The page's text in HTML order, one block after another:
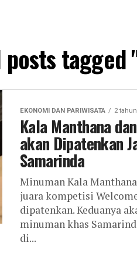
tagged
EKONOMI DAN PARIWISATA 2
Kala Manthana
akan Dipatenkan
Samarinda
Minuman Kala
juara kompetisi
dipatenkan. Keduanya
minuman khas
di...